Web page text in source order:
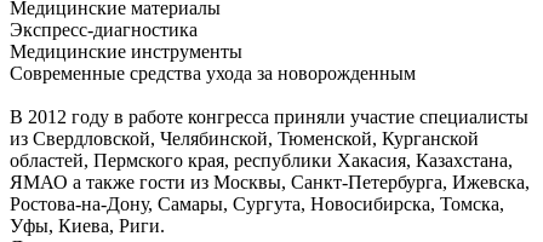
Медицинские материалы
Экспресс-диагностика
Медицинские инструменты
Современные средства ухода за новорожденным
В 2012 году в работе конгресса приняли участие специалисты
из Свердловской, Челябинской, Тюменской, Курганской
областей, Пермского края, республики Хакасия, Казахстана,
ЯМАО а также гости из Москвы, Санкт-Петербурга, Ижевска,
Ростова-на-Дону, Самары, Сургута, Новосибирска, Томска,
Уфы, Киева, Риги.